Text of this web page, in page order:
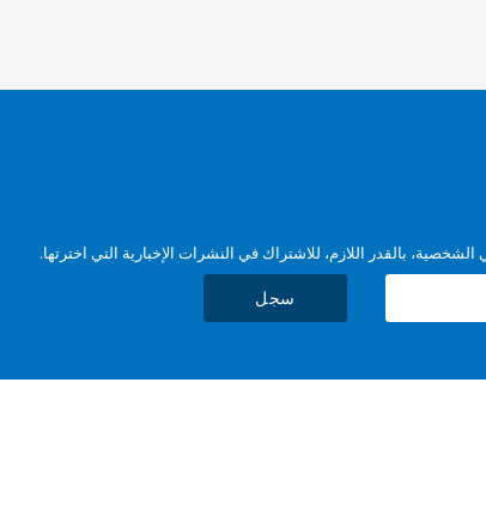
بالقدر اللازم، للاشتراك في النشرات الإخبارية التي اخترتها.
سجل